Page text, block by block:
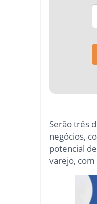
Serão três
negócios,
potencial
varejo,